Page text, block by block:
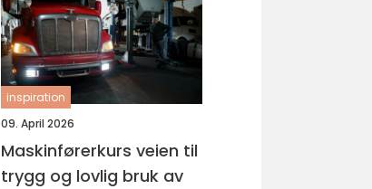
inspiration
09. April 2026
Maskinførerkurs veien til
trygg og lovlig bruk av